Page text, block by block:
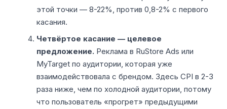
этой точки — 8-22%, против 0,8-2% с первого
касания.
Четвёртое касание — целевое
предложение. Реклама в RuStore Ads или
MyTarget по аудитории, которая уже
взаимодействовала с брендом. Здесь CPI в 2-3
раза ниже, чем по холодной аудитории, потому
что пользователь «прогрет» предыдущими